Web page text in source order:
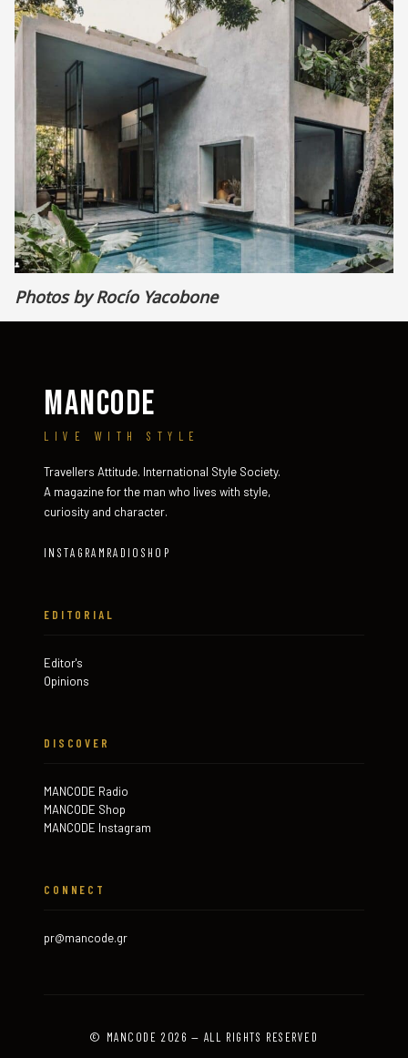
Photos by Rocío Yacobone
MANCODE
LIVE WITH STYLE
Travellers Attitude. International Style Society.
A magazine for the man who lives with style,
curiosity and character.
INSTAGRAM RADIO SHOP
EDITORIAL
Editor's
Opinions
DISCOVER
MANCODE Radio
MANCODE Shop
MANCODE Instagram
CONNECT
pr@mancode.gr
© MANCODE 2026 — ALL RIGHTS RESERVED